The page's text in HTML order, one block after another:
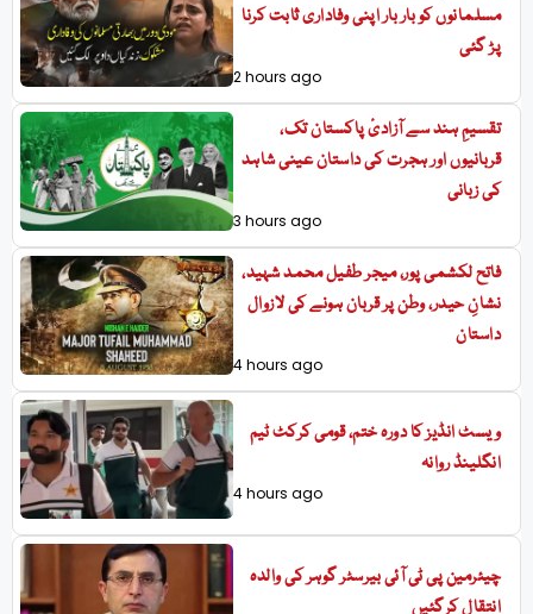
مسلمانوں کو بار بار اپنی وفاداری ثابت کرنا
پڑ گئی
2 hours ago
تقسیمِ ہند سے آزادیٔ پاکستان تک،
قربانیوں اور ہجرت کی داستان عینی شاہد
کی زبانی
3 hours ago
فاتح لکشمی پور، میجر طفیل محمد شہید،
نشانِ حیدر، وطن پر قربان ہونے کی لازوال
داستان
4 hours ago
ویسٹ انڈیز کا دورہ ختم، قومی کرکٹ ٹیم
انگلینڈ روانہ
4 hours ago
چیئرمین پی ٹی آئی بیرسٹر گوہر کی والدہ
انتقال کرگئیں